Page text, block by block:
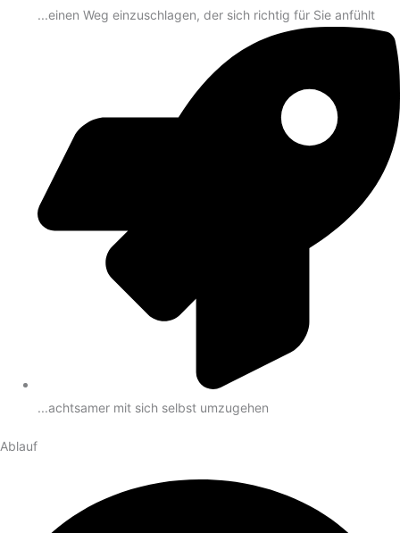
...einen Weg einzuschlagen, der sich richtig für Sie anfühlt
...achtsamer mit sich selbst umzugehen
Ablauf